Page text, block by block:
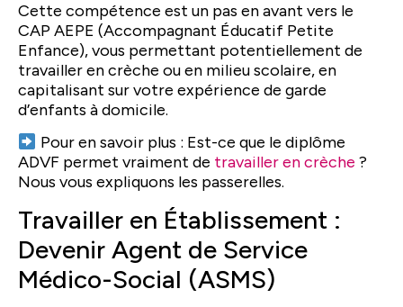
Cette compétence est un pas en avant vers le
CAP AEPE (Accompagnant Éducatif Petite
Enfance), vous permettant potentiellement de
travailler en crèche ou en milieu scolaire, en
capitalisant sur votre expérience de garde
d’enfants à domicile.
Pour en savoir plus : Est-ce que le diplôme
ADVF permet vraiment de travailler en crèche ?
Nous vous expliquons les passerelles.
Travailler en Établissement :
Devenir Agent de Service
Médico-Social (ASMS)